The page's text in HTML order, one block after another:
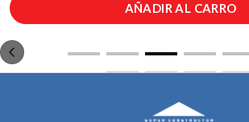
AÑADIR AL CARRO